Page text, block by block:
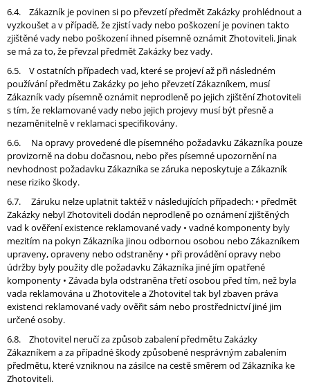
6.4. Zákazník je povinen si po převzetí předmět Zakázky prohlédnout a
vyzkoušet a v případě, že zjistí vady nebo poškození je povinen takto
zjištěné vady nebo poškození ihned písemně oznámit Zhotoviteli. Jinak
se má za to, že převzal předmět Zakázky bez vady.
6.5. V ostatních případech vad, které se projeví až při následném
používání předmětu Zakázky po jeho převzetí Zákazníkem, musí
Zákazník vady písemně oznámit neprodleně po jejich zjištění Zhotoviteli
s tím, že reklamované vady nebo jejich projevy musí být přesně a
nezaměnitelně v reklamaci specifikovány.
6.6. Na opravy provedené dle písemného požadavku Zákazníka pouze
provizorně na dobu dočasnou, nebo přes písemné upozornění na
nevhodnost požadavku Zákazníka se záruka neposkytuje a Zákazník
nese riziko škody.
6.7. Záruku nelze uplatnit taktéž v následujících případech: • předmět
Zakázky nebyl Zhotoviteli dodán neprodleně po oznámení zjištěných
vad k ověření existence reklamované vady • vadné komponenty byly
mezitím na pokyn Zákazníka jinou odbornou osobou nebo Zákazníkem
upraveny, opraveny nebo odstraněny • při provádění opravy nebo
údržby byly použity dle požadavku Zákazníka jiné jím opatřené
komponenty • Závada byla odstraněna třetí osobou před tím, než byla
vada reklamována u Zhotovitele a Zhotovitel tak byl zbaven práva
existenci reklamované vady ověřit sám nebo prostřednictví jiné jim
určené osoby.
6.8. Zhotovitel neručí za způsob zabalení předmětu Zakázky
Zákazníkem a za případné škody způsobené nesprávným zabalením
předmětu, které vzniknou na zásilce na cestě směrem od Zákazníka ke
Zhotoviteli.